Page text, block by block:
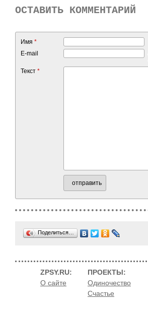
ОСТАВИТЬ КОММЕНТАРИЙ
Имя *
E-mail
Текст *
отправить
Поделиться…
ZPSY.RU:
О сайте
ПРОЕКТЫ:
Одиночество
Счастье